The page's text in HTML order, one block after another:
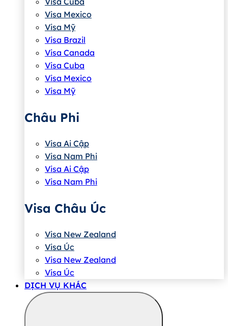
Visa Mexico
Visa Mỹ
Visa Brazil
Visa Canada
Visa Cuba
Visa Mexico
Visa Mỹ
Châu Phi
Visa Ai Cập
Visa Nam Phi
Visa Ai Cập
Visa Nam Phi
Visa Châu Úc
Visa New Zealand
Visa Úc
Visa New Zealand
Visa Úc
DỊCH VỤ KHÁC